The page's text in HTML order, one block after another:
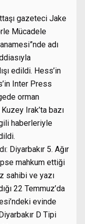
gazeteci Jake
Mücadele
adı
edildi. Hess’in
Inter Press
orman
Irak’ta bazı
haberleriyle
Diyarbakır 5. Ağır
mahkum ettiği
sahibi ve yazı
22 Temmuz’da
evinde
D Tipi